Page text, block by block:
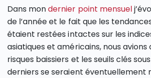
Dans mondernier point mensuel
de l’année et le fait que les
étaient restées intactes sur les
asiatiques et américains, nous avions
risques baissiers et les seuils clés
derniers se seraient éventuellement